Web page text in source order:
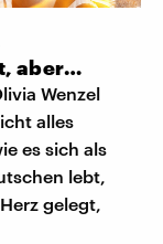
aber…
Wenzel
alles
es sich als
lebt,
gelegt,